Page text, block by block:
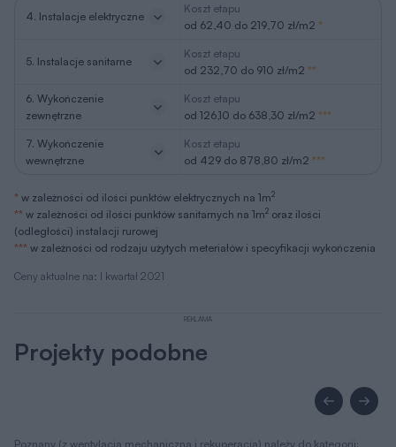
Ceny aktualne na: I kwartał 2021
4. Instalacje elektryczne
Koszt etapu
od 62,40 do 219,70 zł/m2 *
5. Instalacje sanitarne
Koszt etapu
od 232,70 do 910 zł/m2 **
6. Wykończenie
zewnętrzne
Koszt etapu
od 126,10 do 638,30 zł/m2 ***
7. Wykończenie
wewnętrzne
Koszt etapu
od 429 do 878,80 zł/m2 ***
* w zależności od ilości punktów elektrycznych na 1m2
** w zależności od ilości punktów sanitarnych na 1m2 oraz ilości
(odległości) instalacji rurowej
*** w zależności od rodzaju użytych meteriałów i specyfikacji wykończenia
REKLAMA
Projekty podobne
Poznany (z wentylacją mechaniczną i rekuperacją) należy do kategorii: